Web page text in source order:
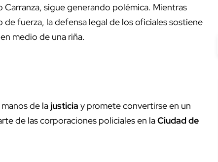
sigue generando polémica. Mientras
de fuerza, la defensa legal de los oficiales sostiene
en medio de una riña.
de lajusticia y promete convertirse en un
de las corporaciones policiales en laCiudad de